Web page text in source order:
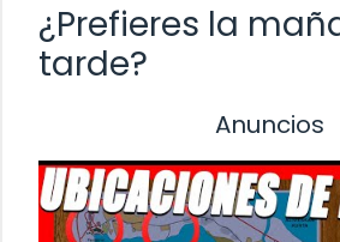
¿Prefieres la
tarde?
Anuncios